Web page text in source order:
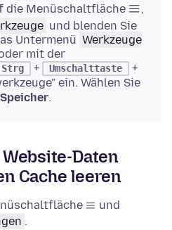
die Menüschaltfläche
,
und blenden Sie
Untermenü Werkzeuge
mit der
Strg + Umschalttaste +
ein. Wählen Sie
.
Daten
Cache leeren
und
.